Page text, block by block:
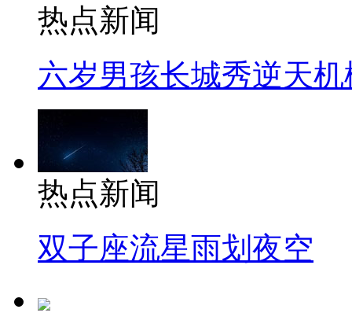
热点新闻
六岁男孩长城秀逆天机
热点新闻
双子座流星雨划夜空